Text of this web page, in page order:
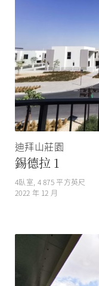
迪拜山莊園
錫德拉 1
4臥室, 4 875 平方英尺
2022 年 12 月